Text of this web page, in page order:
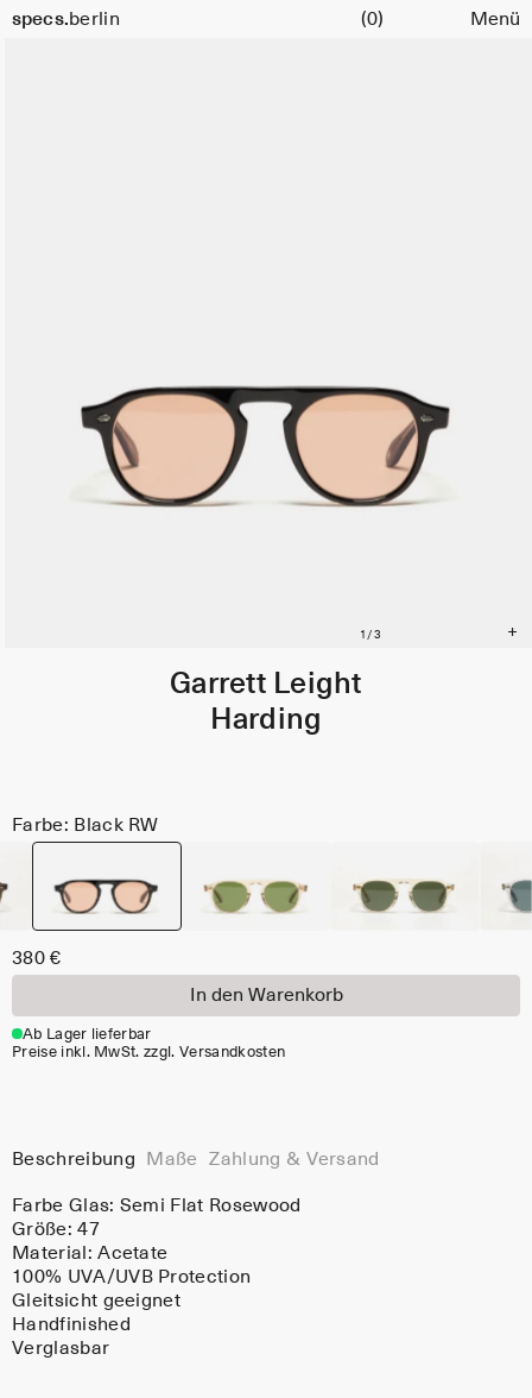
specs.berlin
Warenkorb (0) Menü
Garrett Leight
Harding
Farbe: Black RW
Größe
47
380 €
In den Warenkorb
Ab Lager lieferbar
Preise inkl. MwSt. zzgl. Versandkosten
Beschreibung Maße Zahlung & Versand
Farbe Glas: Semi Flat Rosewood
Größe: 47
Material:Acetate
100% UVA/UVB Protection
Gleitsicht geeignet
Handfinished
Verglasbar